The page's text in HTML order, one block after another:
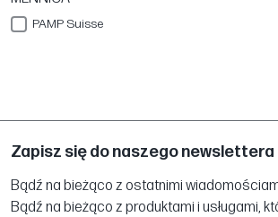
PAMP Suisse
Zapisz się do naszego newslettera
Bądź na bieżąco z ostatnimi
Bądź na bieżąco z produktami i usługami,